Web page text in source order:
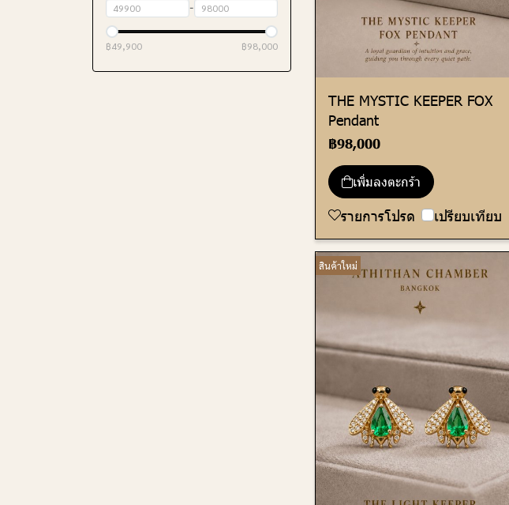
-
฿49,900 ฿98,000
THE MYSTIC KEEPER FOX
Pendant
฿98,000
เพิ่มลงตะกร้า
รายการโปรด เปรียบเทียบ
สินค้าใหม่